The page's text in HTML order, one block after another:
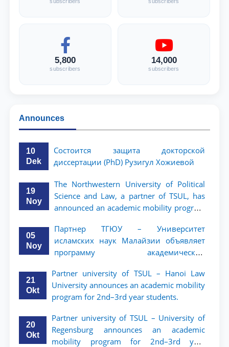
5,800
subscribers
14,000
subscribers
Announces
10
Dek
Состоится защита докторской
диссертации (PhD) Рузигул Xoжиевой
19
Noy
The Northwestern University of Political
Science and Law, a partner of TSUL, has
announced an academic mobility program
05
Noy
Партнер ТГЮУ – Университет
исламских наук Малайзии объявляет
программу академической
ТГЮУ
21
Okt
Partner university of TSUL – Hanoi Law
University announces an academic mobility
program for 2nd–3rd year students.
20
Okt
Partner university of TSUL – University of
Regensburg announces an academic
mobility program for 2nd–3rd year